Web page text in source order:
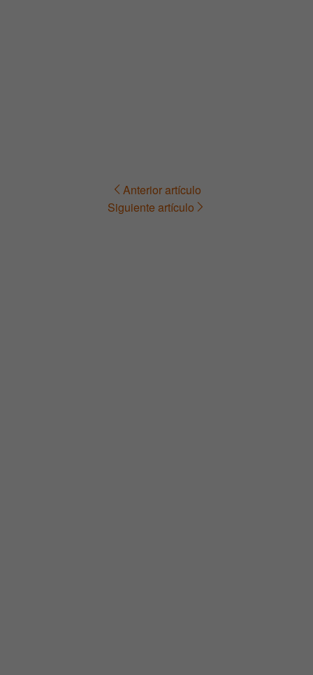
Navegación Anterior artículo
Siguiente artículo